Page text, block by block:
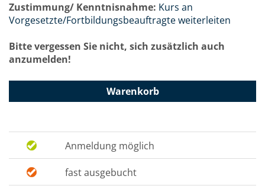
Zustimmung/ Kenntnisnahme: Kurs an
Vorgesetzte/Fortbildungsbeauftragte weiterleiten
Bitte vergessen Sie nicht, sich zusätzlich auch
anzumelden!
Warenkorb
Anmeldung möglich
fast ausgebucht